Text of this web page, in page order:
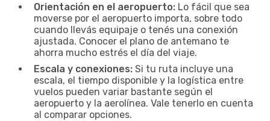
Orientación en el aeropuerto: Lo fácil que sea
moverse por el aeropuerto importa, sobre todo
cuando llevás equipaje o tenés una conexión
ajustada. Conocer el plano de antemano te
ahorra mucho estrés el día del viaje.
Escala y conexiones: Si tu ruta incluye una
escala, el tiempo disponible y la logística entre
vuelos pueden variar bastante según el
aeropuerto y la aerolínea. Vale tenerlo en cuenta
al comparar opciones.